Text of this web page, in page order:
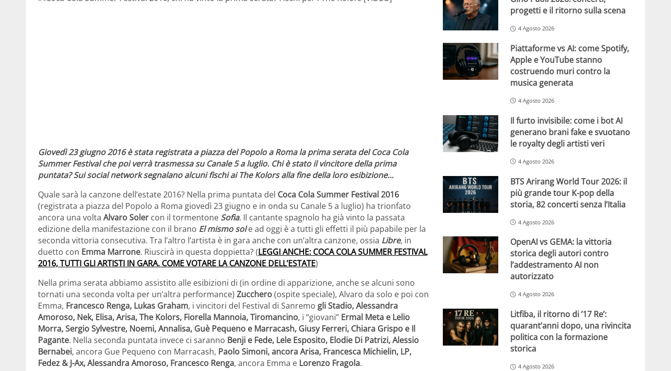
Giovedì 23 giugno 2016 è stata registrata a piazza del Popolo a Roma la prima serata del Coca Cola
Summer Festival che poi verrà trasmessa su Canale 5 a luglio. Chi è stato il vincitore della prima
puntata? Sui social network segnalano alcuni fischi ai The Kolors alla fine della loro esibizione…
Quale sarà la canzone dell’estate 2016? Nella prima puntata del Coca Cola Summer Festival 2016
(registrata a piazza del Popolo a Roma giovedì 23 giugno e in onda su Canale 5 a luglio) ha trionfato
ancora una volta Alvaro Soler con il tormentone Sofia. Il cantante spagnolo ha già vinto la passata
edizione della manifestazione con il brano El mismo sole ad oggi è a tutti gli effetti il più papabile per la
seconda vittoria consecutiva. Tra l’altro l’artista è in gara anche con un’altra canzone, ossia Libre, in
duetto con Emma Marrone. Riuscirà in questa doppietta? (LEGGI ANCHE: COCA COLA SUMMER FESTIVAL
2016, TUTTI GLI ARTISTI IN GARA. COME VOTARE LA CANZONE DELL’ESTATE)
Nella prima serata abbiamo assistito alle esibizioni di (in ordine di apparizione, anche se alcuni sono
tornati una seconda volta per un’altra performance) Zucchero(ospite speciale), Alvaro da solo e poi con
Emma, Francesco Renga, Lukas Graham, i vincitori del Festival di Sanremo gli Stadio, Alessandra
Amoroso, Nek, Elisa, Arisa, The Kolors, Fiorella Mannoia, Tiromancino, i “giovani” Ermal Meta e Lelio
Morra, Sergio Sylvestre, Noemi, Annalisa, Guè Pequeno e Marracash, Giusy Ferreri, Chiara Grispo e Il
Pagante. Nella seconda puntata invece ci saranno Benji e Fede, Lele Esposito, Elodie Di Patrizi, Alessio
Bernabei, ancora Gue Pequeno con Marracash, Paolo Simoni, ancora Arisa, Francesca Michielin, LP,
Fedez & J-Ax, Alessandra Amoroso, Francesco Renga, ancora Emma e Lorenzo Fragola.
progetti e il ritorno sulla scena
4 Agosto 2026
Piattaforme vs AI: come Spotify,
Apple e YouTube stanno
costruendo muri contro la
musica generata
4 Agosto 2026
Il furto invisibile: come i bot AI
generano brani fake e svuotano
le royalty degli artisti veri
4 Agosto 2026
BTS Arirang World Tour 2026: il
più grande tour K-pop della
storia, 82 concerti senza l’Italia
4 Agosto 2026
OpenAI vs GEMA: la vittoria
storica degli autori contro
l’addestramento AI non
autorizzato
4 Agosto 2026
Litfiba, il ritorno di ’17 Re’:
quarant’anni dopo, una rivincita
politica con la formazione
storica
4 Agosto 2026